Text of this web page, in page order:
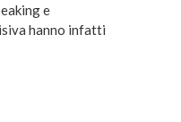
e
hanno infatti